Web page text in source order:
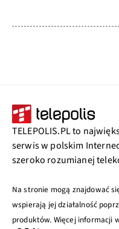
TELEPOLIS.PL to
serwis w polskim
szeroko rozumianej
Na stronie mogą znajdować
wspierają jej działalność
produktów. Więcej informacji